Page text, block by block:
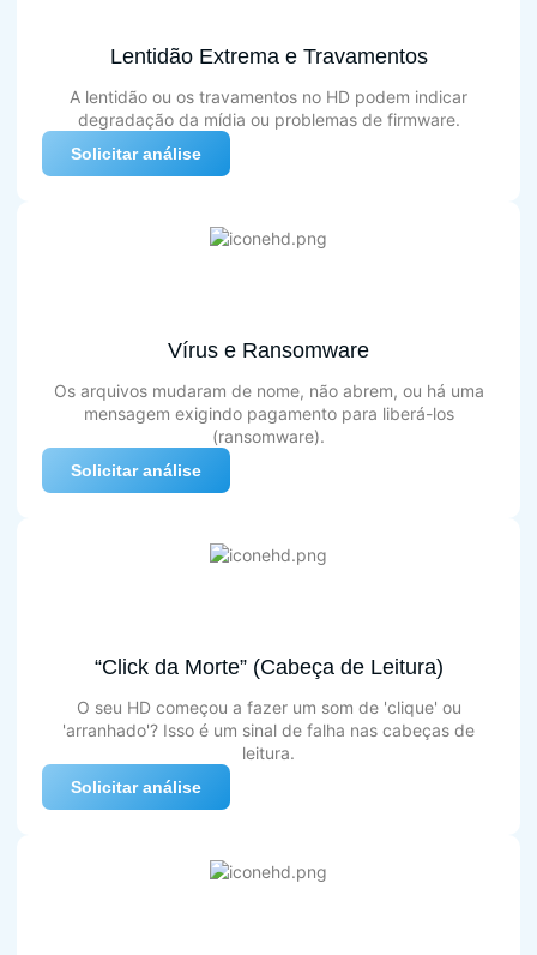
Lentidão Extrema e Travamentos
A lentidão ou os travamentos no HD podem indicar
degradação da mídia ou problemas de firmware.
Solicitar análise
Vírus e Ransomware
Os arquivos mudaram de nome, não abrem, ou há uma
mensagem exigindo pagamento para liberá-los
(ransomware).
Solicitar análise
“Click da Morte” (Cabeça de Leitura)
O seu HD começou a fazer um som de 'clique' ou
'arranhado'? Isso é um sinal de falha nas cabeças de
leitura.
Solicitar análise